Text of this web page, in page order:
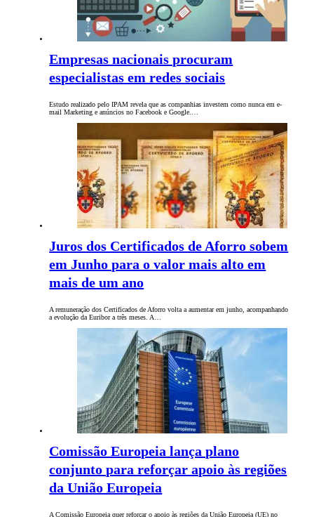
Empresas nacionais procuram
especialistas em redes sociais
Estudo realizado pelo IPAM revela que as companhias investem como nunca em e-
mail Marketing e anúncios no Facebook e Google.…
Juros dos Certificados de Aforro sobem
em Junho para o valor mais alto em
mais de um ano
A remuneração dos Certificados de Aforro volta a aumentar em junho, acompanhando
a evolução da Euribor a três meses. A…
Comissão Europeia lança plano
conjunto para reforçar apoio às regiões
da União Europeia
A Comissão Europeia quer reforçar o apoio às regiões da União Europeia (UE) no